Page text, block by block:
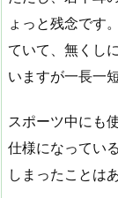
ょっと残念です
ていて、無くし
いますが一長一
スポーツ中にも
仕様になってい
しまったことは